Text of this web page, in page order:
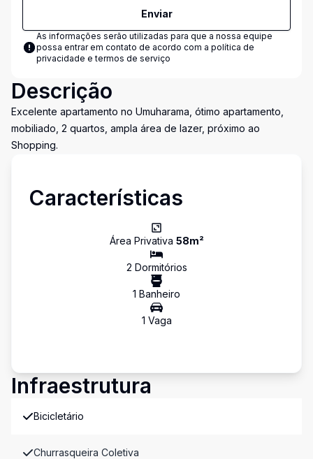
Enviar
As informações serão utilizadas para que a nossa equipe
possa entrar em contato de acordo com a política de
privacidade e termos de serviço
Descrição
Excelente apartamento no Umuharama, ótimo apartamento,
mobiliado, 2 quartos, ampla área de lazer, próximo ao
Shopping.
Características
Área Privativa 58m²
2 Dormitórios
1 Banheiro
1 Vaga
Infraestrutura
Bicicletário
Churrasqueira Coletiva